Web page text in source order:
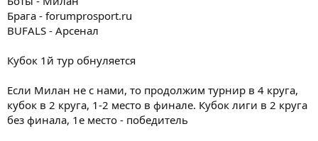
Брага - forumprosport.ru
BUFALS - Арсенал
Кубок 1й тур обнуляется
Если Милан не с нами, то продолжим турнир в 4 круга,
кубок в 2 круга, 1-2 место в финале. Кубок лиги в 2 круга
без финала, 1е место - победитель